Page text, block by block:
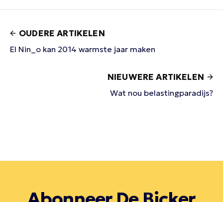
OUDERE ARTIKELEN
El Nin_o kan 2014 warmste jaar maken
NIEUWERE ARTIKELEN
Wat nou belastingparadijs?